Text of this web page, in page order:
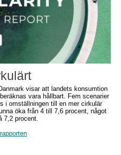
visar att landets konsumtion
vara hållbart. Fem scenarier
i omställningen till en mer cirkulär
öka från 4 till 7,6 procent, något
7,2 procent.